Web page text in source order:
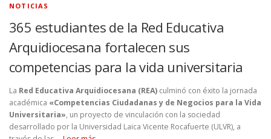
NOTICIAS
365 estudiantes de la Red Educativa
Arquidiocesana fortalecen sus
competencias para la vida universitaria
La Red Educativa Arquidiocesana (REA) culminó con éxito la jornada
académica «Competencias Ciudadanas y de Negocios para la Vida
Universitaria», un proyecto de vinculación con la sociedad
desarrollado por la Universidad Laica Vicente Rocafuerte (ULVR), a